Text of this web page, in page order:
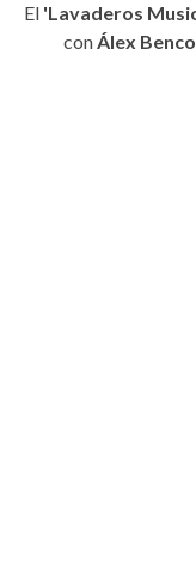
El 'Lavaderos
conÁlex